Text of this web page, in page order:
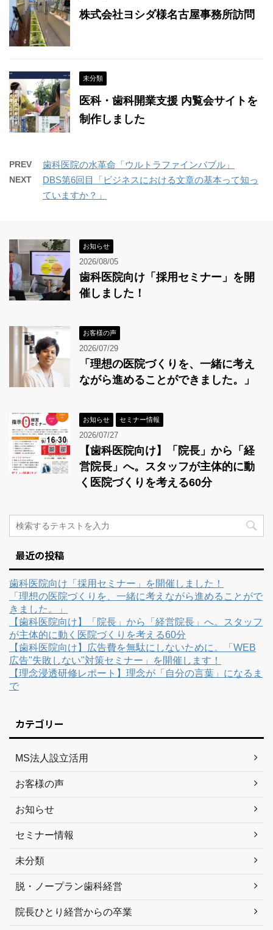
株式会社ヨシダ様名古屋事務所訪問
未分類
医科・歯科開業支援 内覧会サイトを
制作しました
PREV 歯科医院の水革命「ウルトラファインバブル」
NEXT
DBS第6回目「ビジネスにおける文章の基本って知っ
ていますか？」
お知らせ
2026/08/05
歯科医院向け「採用セミナー」を開
催しました！
お客様の声
2026/07/29
「理想の医院づくりを、一緒に考え
ながら進めることができました。」
お知らせ セミナー情報
2026/07/27
【歯科医院向け】「院長」から「経
営院長」へ。スタッフが主体的に動
く医院づくりを考える60分
最近の投稿
歯科医院向け「採用セミナー」を開催しました！
「理想の医院づくりを、一緒に考えながら進めることがで
きました。」
【歯科医院向け】「院長」から「経営院長」へ。スタッフ
が主体的に動く医院づくりを考える60分
【歯科医院向け】広告費を無駄にしないために。「WEB
広告"失敗しない"対策セミナー」を開催します！
【理念浸透研修レポート】理念が「自分の言葉」になるま
で
カテゴリー
MS法人設立活用
お客様の声
お知らせ
セミナー情報
未分類
脱・ノープラン歯科経営
院長ひとり経営からの卒業